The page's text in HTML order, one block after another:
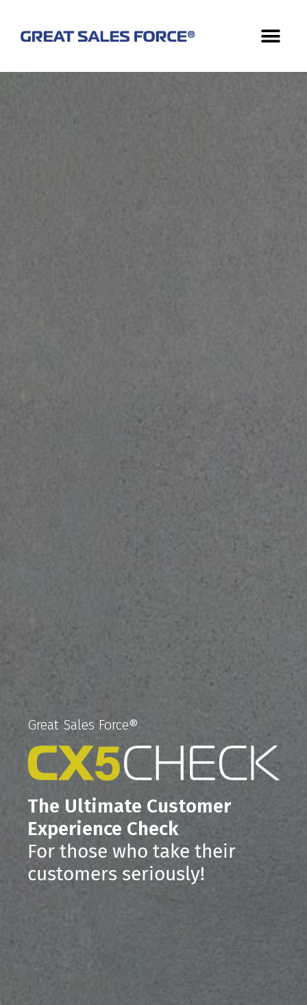
Great Sales Force®
The Ultimate Customer
Experience Check
For those who take their
customers seriously!​